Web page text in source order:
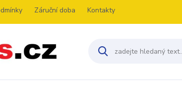
Záruční doba Kontakty